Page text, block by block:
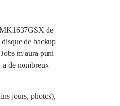
de
de backup
m’aura puni
a de nombreux
jours, photos),